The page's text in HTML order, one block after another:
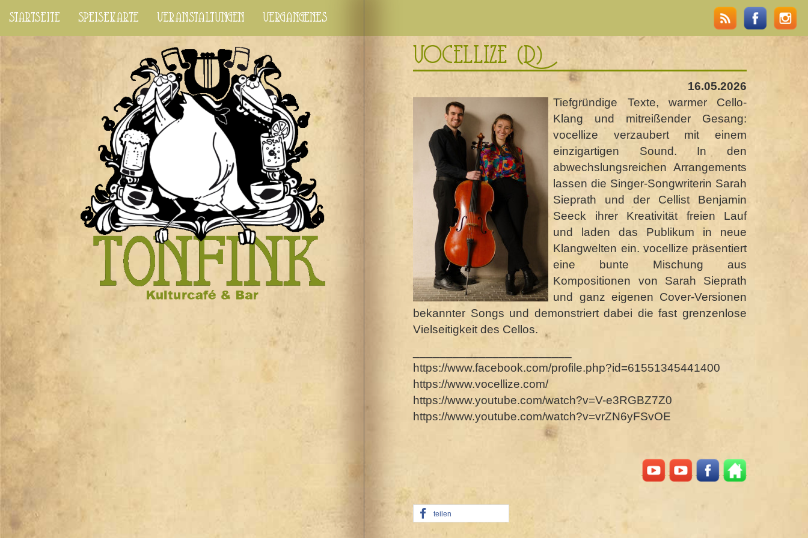
startseite speisekarte veranstaltungen vergangenes
vocellize (D)
16.05.2026
Tiefgründige Texte, warmer Cello-
Klang und mitreißender Gesang:
vocellize verzaubert mit einem
einzigartigen Sound. In den
abwechslungsreichen Arrangements
lassen die Singer-Songwriterin Sarah
Sieprath und der Cellist Benjamin
Seeck ihrer Kreativität freien Lauf
und laden das Publikum in neue
Klangwelten ein. vocellize präsentiert
eine bunte Mischung aus
Kompositionen von Sarah Sieprath
und ganz eigenen Cover-Versionen
bekannter Songs und demonstriert dabei die fast grenzenlose
Vielseitigkeit des Cellos.
https://www.facebook.com/profile.php?id=61551345441400
https://www.vocellize.com/
https://www.youtube.com/watch?v=V-e3RGBZ7Z0
https://www.youtube.com/watch?v=vrZN6yFSvOE
teilen